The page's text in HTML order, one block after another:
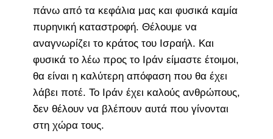
πάνω από τα κεφάλια μας και φυσικά καμία
πυρηνική καταστροφή. Θέλουμε να
αναγνωρίζει το κράτος του Ισραήλ. Και
φυσικά το λέω προς το Ιράν είμαστε έτοιμοι,
θα είναι η καλύτερη απόφαση που θα έχει
λάβει ποτέ. Το Ιράν έχει καλούς ανθρώπους,
δεν θέλουν να βλέπουν αυτά που γίνονται
στη χώρα τους.